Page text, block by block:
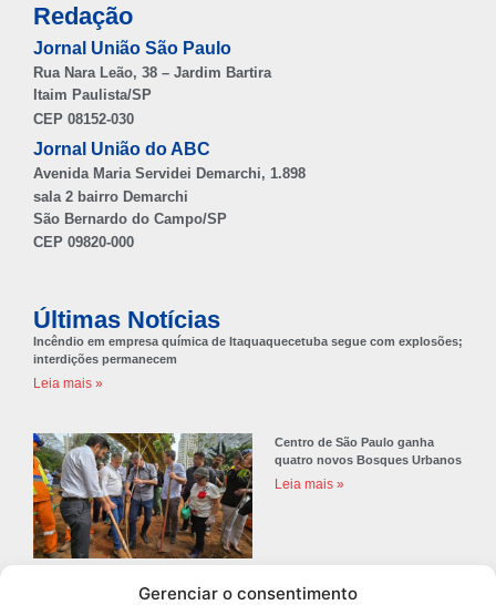
Gerenciar o consentimento
Redação
Jornal União São Paulo
Rua Nara Leão, 38 – Jardim Bartira
Itaim Paulista/SP
CEP 08152-030
Jornal União do ABC
Avenida Maria Servidei Demarchi, 1.898
sala 2 bairro Demarchi
São Bernardo do Campo/SP
CEP 09820-000
Últimas Notícias
Incêndio em empresa química de Itaquaquecetuba segue com explosões;
interdições permanecem
Leia mais »
Centro de São Paulo ganha
quatro novos Bosques Urbanos
Leia mais »